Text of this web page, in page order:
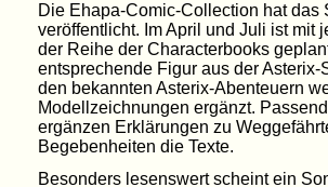
Die Ehapa-Comic-Collection hat das
veröffentlicht. Im April und Juli ist mit
der Reihe der Characterbooks
entsprechende Figur aus der
den bekannten Asterix-Abenteuern
Modellzeichnungen ergänzt.
ergänzen Erklärungen zu
Begebenheiten die Texte.
Besonders lesenswert scheint ein